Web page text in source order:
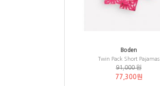
Boden
Twin Pack Short Pajamas
91,000 원
77,300원